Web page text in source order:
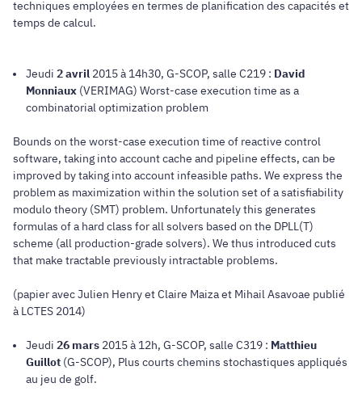
techniques employées en termes de planification des capacités et
temps de calcul.
Jeudi 2 avril 2015 à 14h30, G-SCOP, salle C219 : David
Monniaux (VERIMAG) Worst-case execution time as a
combinatorial optimization problem
Bounds on the worst-case execution time of reactive control
software, taking into account cache and pipeline effects, can be
improved by taking into account infeasible paths. We express the
problem as maximization within the solution set of a satisfiability
modulo theory (SMT) problem. Unfortunately this generates
formulas of a hard class for all solvers based on the DPLL(T)
scheme (all production-grade solvers). We thus introduced cuts
that make tractable previously intractable problems.
(papier avec Julien Henry et Claire Maiza et Mihail Asavoae publié
à LCTES 2014)
Jeudi 26 mars 2015 à 12h, G-SCOP, salle C319 : Matthieu
Guillot (G-SCOP), Plus courts chemins stochastiques appliqués
au jeu de golf.